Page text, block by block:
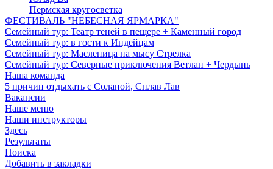
Пермская кругосветка
ФЕСТИВАЛЬ "НЕБЕСНАЯ ЯРМАРКА"
Семейный тур: Театр теней в пещере + Каменный город
Семейный тур: в гости к Индейцам
Семейный тур: Масленица на мысу Стрелка
Семейный тур: Северные приключения Ветлан + Чердынь
Наша команда
5 причин отдыхать с Соланой, Сплав Лав
Вакансии
Наше меню
Наши инструкторы
Здесь
Результаты
Поиска
Добавить в закладки